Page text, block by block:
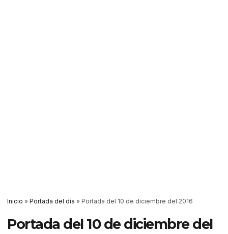
Inicio » Portada del día » Portada del 10 de diciembre del 2016
Portada del 10 de diciembre del